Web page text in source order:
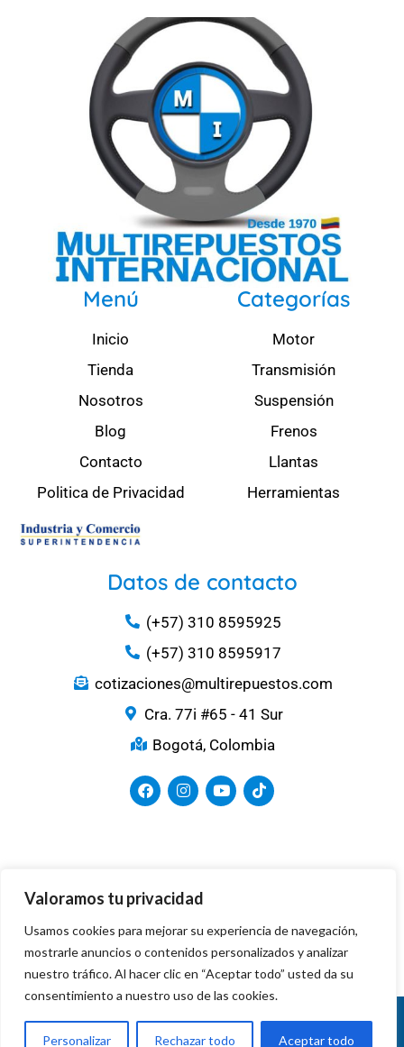
Valoramos tu privacidad
Usamos cookies para mejorar su experiencia de navegación,
mostrarle anuncios o contenidos personalizados y analizar
nuestro tráfico. Al hacer clic en “Aceptar todo” usted da su
consentimiento a nuestro uso de las cookies.
Personalizar Rechazar todo Aceptar todo
Menú
Inicio
Tienda
Nosotros
Blog
Contacto
Politica de Privacidad
Categorías
Motor
Transmisión
Suspensión
Frenos
Llantas
Herramientas
Datos de contacto
(+57) 310 8595925
(+57) 310 8595917
cotizaciones@multirepuestos.com
Cra. 77i #65 - 41 Sur
Bogotá, Colombia
Copyright © 2024. Todos los derechos
reservados